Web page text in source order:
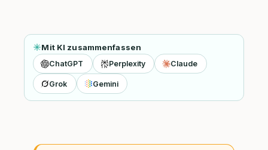
Mit KI zusammenfassen
ChatGPT Perplexity Claude
Grok Gemini